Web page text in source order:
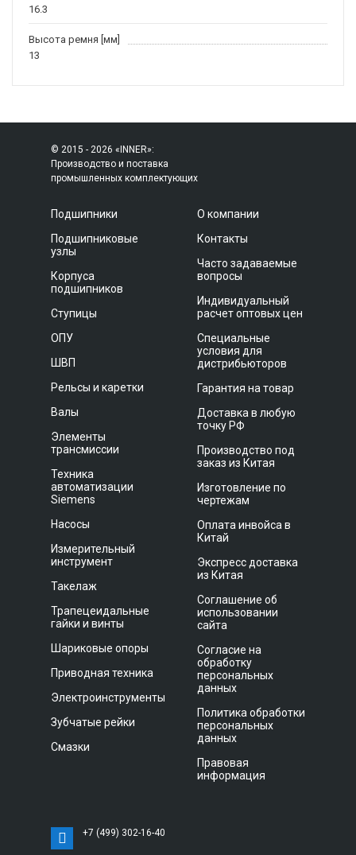
16.3
Высота ремня [мм]
13
© 2015 - 2026 «INNER»:
Производство и поставка
промышленных комплектующих
Подшипники
Подшипниковые
узлы
Корпуса
подшипников
Ступицы
ОПУ
ШВП
Рельсы и каретки
Валы
Элементы
трансмиссии
Техника
автоматизации
Siemens
Насосы
Измерительный
инструмент
Такелаж
Трапецеидальные
гайки и винты
Шариковые опоры
Приводная техника
Электроинструменты
Зубчатые рейки
Смазки
О компании
Контакты
Часто задаваемые
вопросы
Индивидуальный
расчет оптовых цен
Специальные
условия для
дистрибьюторов
Гарантия на товар
Доставка в любую
точку РФ
Производство под
заказ из Китая
Изготовление по
чертежам
Оплата инвойса в
Китай
Экспресс доставка
из Китая
Соглашение об
использовании
сайта
Согласие на
обработку
персональных
данных
Политика обработки
персональных
данных
Правовая
информация
+7 (499) 302-16-40